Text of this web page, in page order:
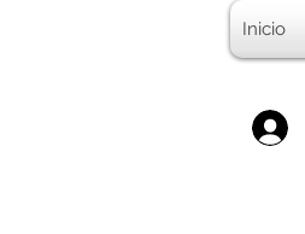
Inicio